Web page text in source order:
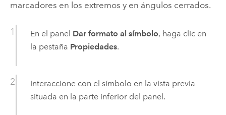
marcadores en los extremos y en ángulos cerrados.
En el panel Dar formato al símbolo, haga clic en
la pestaña Propiedades.
Interaccione con el símbolo en la vista previa
situada en la parte inferior del panel.